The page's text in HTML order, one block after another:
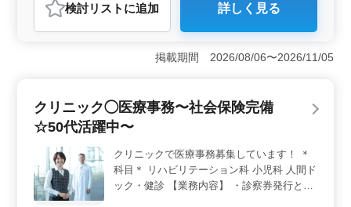
おすすめポイント
＜残業なしで働きやすい＞ 川口市の会計事務所で税理
士補助スタッフを募集中です。主な業務は申告書の作
成、法定調書作成、年末調整、個人確定申告書の作成、
＞ 年収は450万円〜700万円で、完全週休2日制を採用
しています。年間休日は130日、通勤手当が実費支給さ
労災保険、健康保険、厚生年金が完備されていま
す。 ＜働きやすい環境＞ 東川口駅近くで、マイカ
ー通勤が可能です。残業や確定申告時期の土曜日出勤は
なく、プライベートとの両立がしやすい環境です。週5日
検討リスト に追加 詳しく見る
掲載期間 2026/08/06〜2026/11/05
クリニック◯医療事務〜社会保険完備
☆50代活躍中〜
クリニックで医療事務募集しています！ ＊
科目＊ リハビリテーション科 小児科 人間ド
ック・健診 【業務内容】 ・診察券発行と保